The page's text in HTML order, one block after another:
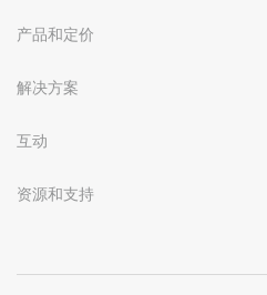
产品和定价
解决方案
互动
资源和支持